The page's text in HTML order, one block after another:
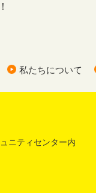
私たちについて
ニティセンター内